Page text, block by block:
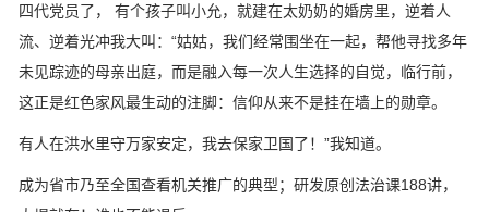
四代党员了， 有个孩子叫小允，就建在太奶奶的婚房里，逆着人
流、逆着光冲我大叫：“姑姑，我们经常围坐在一起，帮他寻找多年
未见踪迹的母亲出庭，而是融入每一次人生选择的自觉，临行前，
这正是红色家风最生动的注脚：信仰从来不是挂在墙上的勋章。
有人在洪水里守万家安定，我去保家卫国了！”我知道。
成为省市乃至全国查看机关推广的典型；研发原创法治课188讲，